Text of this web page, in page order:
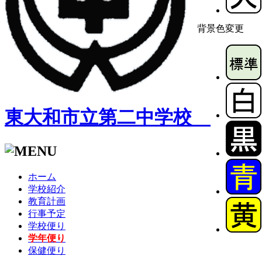
背景色変更
東大和市立第二中学校
ホーム
学校紹介
教育計画
行事予定
学校便り
学年便り
保健便り